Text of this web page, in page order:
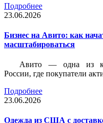
Подробнее
23.06.2026
Бизнес на Авито: как
масштабироваться
Авито — одна из
России, где покупатели
Подробнее
23.06.2026
Одежда из США с